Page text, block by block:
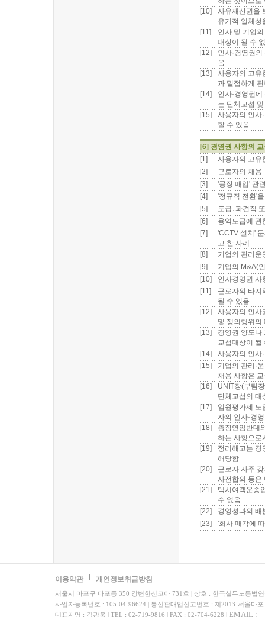
[10]
사유재산권을
유기적 일체성
[11]
인사 및 기업
대상이 될 수
[12]
인사·경영권
음
[13]
사용자의 고유
과 밀접하게
[14]
인사·경영권
는 단체교섭
[15]
사용자의 인사
할 수 있음
[6] 경영권 사항의
[1]
사용자의 고유
[2]
근로자의 채용
[3]
'공장 매입' 관
[4]
'정규직 전환'
[5]
도급․파견직
[6]
용역도급에 관
[7]
'CCTV 설치'
고 한 사례
[8]
기업의 관리운
[9]
기업의 M&A(
[10]
인사경영권 사
[11]
근로자의 타지
될 수 있음
[12]
사용자의 인사
및 쟁의행위의
[13]
경영권 양도나
교섭대상이 될
[14]
사용자의 인사
[15]
기업의 관리·
채용 사항은
[16]
UNIT장(부팀
단체교섭의 대
[17]
임원평가제 도
자의 인사·경
[18]
총장연임반대
하는 사항으로
[19]
정리해고는 경
해당함
[20]
근로자 사주
사전합의 등은
[21]
택시여객운송
수 없음
[22]
경영성과의 배
[23]
'회사 매각에
이용약관 개인정보취급방침
서울시 마포구 마포동 350 강변한신코아 731호 | 상호 : 한국실무노동법
사업자등록번호 : 105-04-96624 | 통신판매업신고번호 : 제2013-서울마
대표자명 : 김광욱 | TEL : 02-719-9816 | FAX : 02-704-6228 | EMAIL :